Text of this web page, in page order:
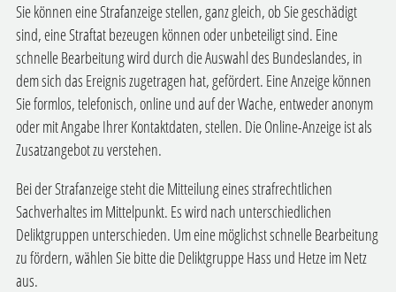
Sie können eine Strafanzeige stellen, ganz gleich, ob Sie geschädigt
sind, eine Straftat bezeugen können oder unbeteiligt sind. Eine
schnelle Bearbeitung wird durch die Auswahl des Bundeslandes, in
dem sich das Ereignis zugetragen hat, gefördert. Eine Anzeige können
Sie formlos, telefonisch, online und auf der Wache, entweder anonym
oder mit Angabe Ihrer Kontaktdaten, stellen. Die Online-Anzeige ist als
Zusatzangebot zu verstehen.
Bei der Strafanzeige steht die Mitteilung eines strafrechtlichen
Sachverhaltes im Mittelpunkt. Es wird nach unterschiedlichen
Deliktgruppen unterschieden. Um eine möglichst schnelle Bearbeitung
zu fördern, wählen Sie bitte die Deliktgruppe Hass und Hetze im Netz
aus.